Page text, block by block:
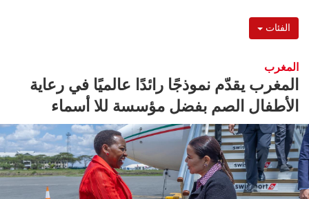
الفئات
المغرب
المغرب يقدّم نموذجًا رائدًا عالميًا في رعاية
الأطفال الصم بفضل مؤسسة للا أسماء